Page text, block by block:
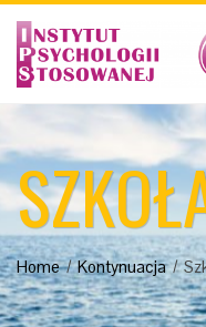
Home Kontynuacja